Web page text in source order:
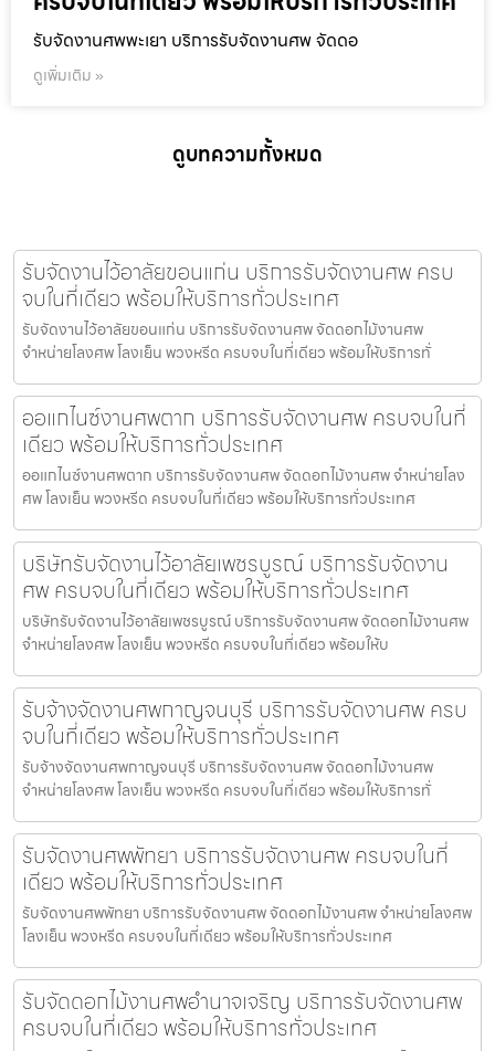
รับจัดงานศพพะเยา บริการรับจัดงานศพ จัดดอ
ดูเพิ่มเติม »
ดูบทความทั้งหมด
รับจัดงานไว้อาลัยขอนแก่น บริการรับจัดงานศพ ครบ
จบในที่เดียว พร้อมให้บริการทั่วประเทศ
รับจัดงานไว้อาลัยขอนแก่น บริการรับจัดงานศพ จัดดอกไม้งานศพ
จำหน่ายโลงศพ โลงเย็น พวงหรีด ครบจบในที่เดียว พร้อมให้บริการทั่
ออแกไนซ์งานศพตาก บริการรับจัดงานศพ ครบจบในที่
เดียว พร้อมให้บริการทั่วประเทศ
ออแกไนซ์งานศพตาก บริการรับจัดงานศพ จัดดอกไม้งานศพ จำหน่ายโลง
ศพ โลงเย็น พวงหรีด ครบจบในที่เดียว พร้อมให้บริการทั่วประเทศ
บริษัทรับจัดงานไว้อาลัยเพชรบูรณ์ บริการรับจัดงาน
ศพ ครบจบในที่เดียว พร้อมให้บริการทั่วประเทศ
บริษัทรับจัดงานไว้อาลัยเพชรบูรณ์ บริการรับจัดงานศพ จัดดอกไม้งานศพ
จำหน่ายโลงศพ โลงเย็น พวงหรีด ครบจบในที่เดียว พร้อมให้บ
รับจ้างจัดงานศพกาญจนบุรี บริการรับจัดงานศพ ครบ
จบในที่เดียว พร้อมให้บริการทั่วประเทศ
รับจ้างจัดงานศพกาญจนบุรี บริการรับจัดงานศพ จัดดอกไม้งานศพ
จำหน่ายโลงศพ โลงเย็น พวงหรีด ครบจบในที่เดียว พร้อมให้บริการทั่
รับจัดงานศพพัทยา บริการรับจัดงานศพ ครบจบในที่
เดียว พร้อมให้บริการทั่วประเทศ
รับจัดงานศพพัทยา บริการรับจัดงานศพ จัดดอกไม้งานศพ จำหน่ายโลงศพ
โลงเย็น พวงหรีด ครบจบในที่เดียว พร้อมให้บริการทั่วประเทศ
รับจัดดอกไม้งานศพอำนาจเจริญ บริการรับจัดงานศพ
ครบจบในที่เดียว พร้อมให้บริการทั่วประเทศ